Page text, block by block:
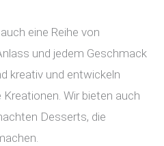
eine Reihe von
und jedem Geschmack
kreativ und entwickeln
Wir bieten auch
Desserts, die